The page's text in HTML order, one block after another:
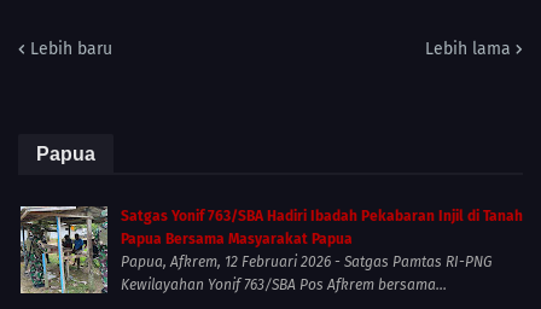
Lebih baru Lebih lama
Papua
Satgas Yonif 763/SBA Hadiri Ibadah Pekabaran Injil di Tanah
Papua Bersama Masyarakat Papua
Papua, Afkrem, 12 Februari 2026 - Satgas Pamtas RI-PNG
Kewilayahan Yonif 763/SBA Pos Afkrem bersama...